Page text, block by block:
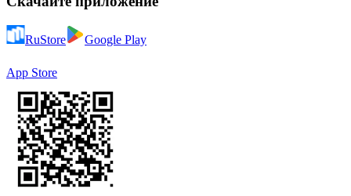
RuStore Google Play
App Store